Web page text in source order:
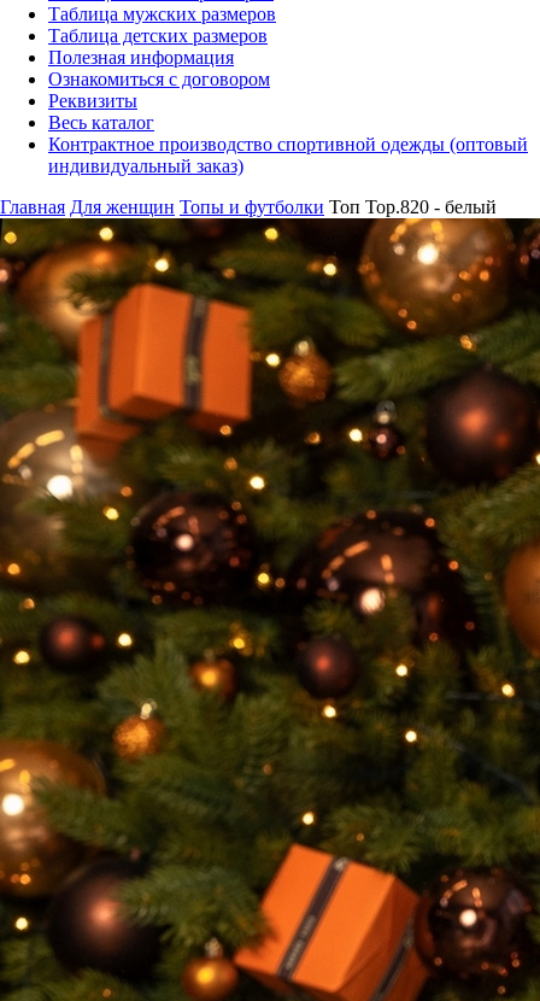
Таблица мужских размеров
Таблица детских размеров
Полезная информация
Ознакомиться с договором
Реквизиты
Весь каталог
Контрактное производство спортивной одежды (оптовый
индивидуальный заказ)
Главная Для женщин Топы и футболки Топ Top.820 - белый